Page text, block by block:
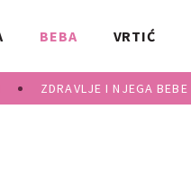
BEBA
ZDRAVLJE I NJEGA BEBE
VRTIĆ